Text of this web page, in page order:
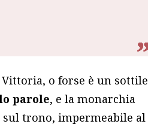
o forse è un sottile
parole, e la monarchia
trono, impermeabile al